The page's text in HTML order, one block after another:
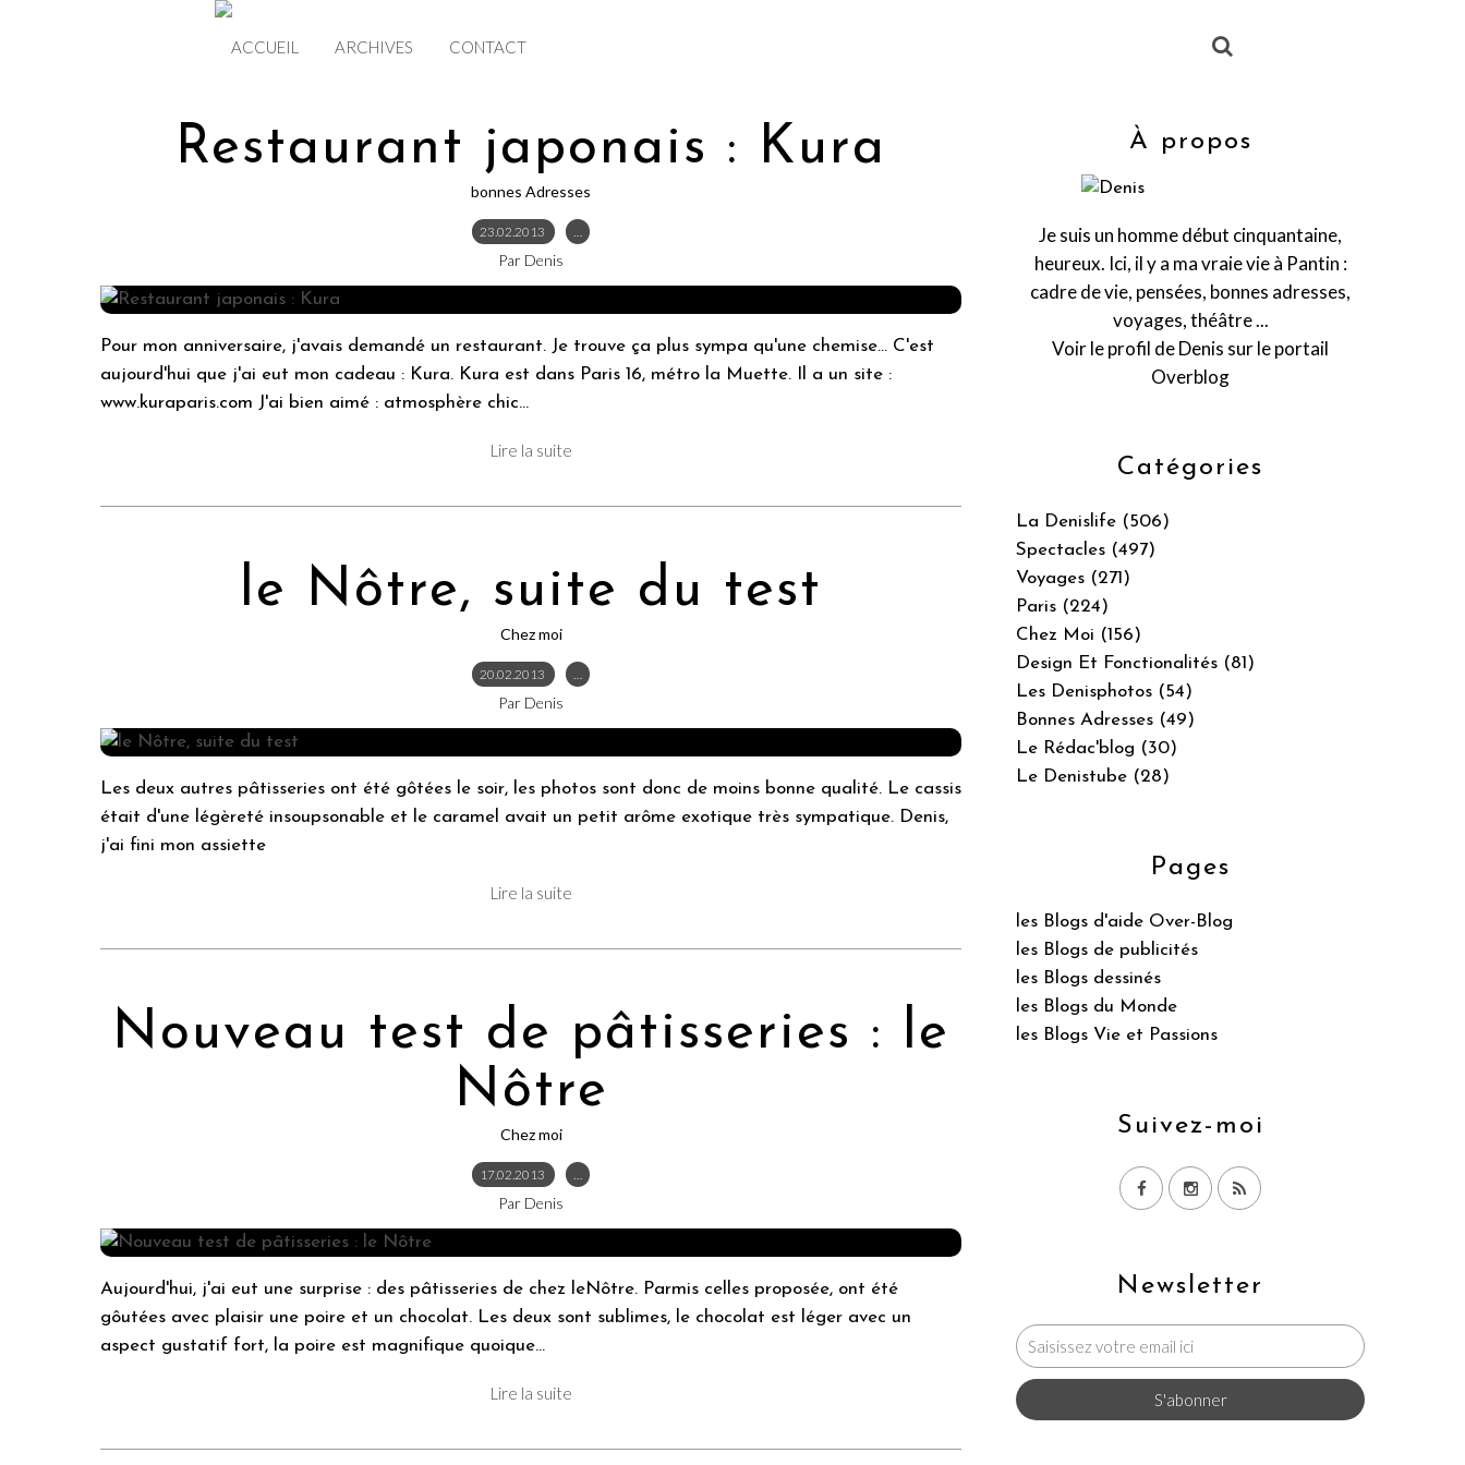
ACCUEIL ARCHIVES CONTACT
Restaurant japonais : Kura
bonnes Adresses
23.02.2013 …
Par Denis
Pour mon anniversaire, j'avais demandé un restaurant. Je trouve ça plus sympa qu'une chemise... C'est
aujourd'hui que j'ai eut mon cadeau : Kura. Kura est dans Paris 16, métro la Muette. Il a un site :
www.kuraparis.com J'ai bien aimé : atmosphère chic...
Lire la suite
le Nôtre, suite du test
Chez moi
20.02.2013 …
Par Denis
Les deux autres pâtisseries ont été gôtées le soir, les photos sont donc de moins bonne qualité. Le cassis
était d'une légèreté insoupsonable et le caramel avait un petit arôme exotique très sympatique. Denis,
j'ai fini mon assiette
Lire la suite
Nouveau test de pâtisseries : le
Nôtre
Chez moi
17.02.2013 …
Par Denis
Aujourd'hui, j'ai eut une surprise : des pâtisseries de chez leNôtre. Parmis celles proposée, ont été
gôutées avec plaisir une poire et un chocolat. Les deux sont sublimes, le chocolat est léger avec un
aspect gustatif fort, la poire est magnifique quoique...
Lire la suite
Newsletter
Catégories
La Denislife (506)
Spectacles (497)
Voyages (271)
Paris (224)
Chez Moi (156)
Design Et Fonctionalités (81)
Les Denisphotos (54)
Bonnes Adresses (49)
Le Rédac'blog (30)
Le Denistube (28)
Pages
les Blogs d'aide Over-Blog
les Blogs de publicités
les Blogs dessinés
les Blogs du Monde
les Blogs Vie et Passions
Suivez-moi
À propos
Je suis un homme début cinquantaine,
heureux. Ici, il y a ma vraie vie à Pantin :
cadre de vie, pensées, bonnes adresses,
voyages, théâtre ...
Voir le profil deDenis sur le portail
Overblog